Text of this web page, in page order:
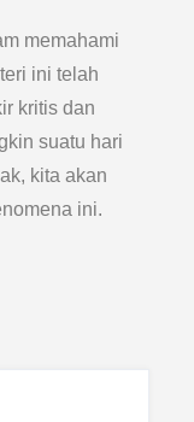
memahami
ini telah
kritis dan
suatu hari
kita akan
ini.